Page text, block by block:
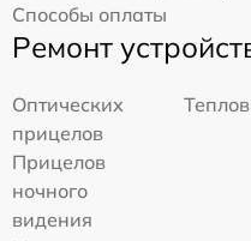
Способы оплаты
Ремонт
Оптических
прицелов
Прицелов
ночного
видения